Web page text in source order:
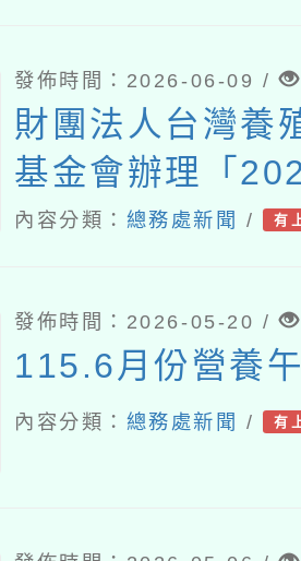
「高級中等以下
食教育指導內容
國說明會。
發佈時間：2026-06-09 /
財團法人台灣養
基金會辦理「
味-食魚文化教
內容分類： 總務處新聞 / 有
發佈時間：2026-05-20 /
115.6月份營養
內容分類： 總務處新聞 / 有